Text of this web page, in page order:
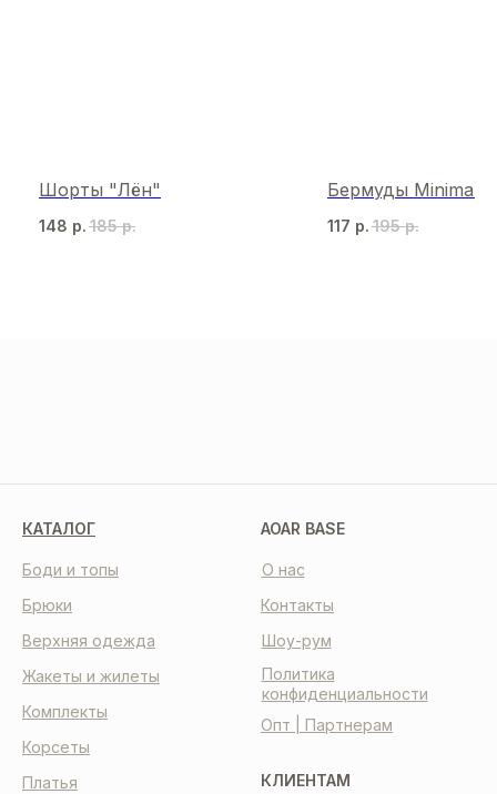
Шорты "Лён"
148 р. 185 р.
Бермуды Minimalist
117 р. 195 р.
КАТАЛОГ
КЛИЕНТАМ
AOAR BASE
О нас
Контакты
Шоу-рум
Политика
конфиденциальности
Опт | Партнерам
Корсеты
Платья
Боди и топы
Комплекты
Брюки
Жакеты и жилеты
Верхняя одежда